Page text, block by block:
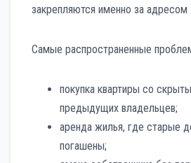
закрепляются именно за адресом
Самые распространенные
покупка квартиры со
предыдущих владельцев;
аренда жилья, где старые
погашены;